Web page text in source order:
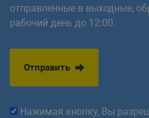
отправленные в выходные,
рабочий день до 12:00.
Отправить
Нажимая кнопку, Вы